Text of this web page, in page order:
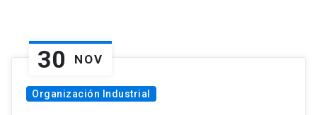
30 NOV
Organización Industrial